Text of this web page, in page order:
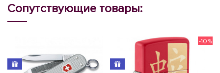
Сопутствующие товары:
-10%